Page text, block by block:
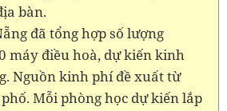
bàn.
đã tổng hợp số lượng
máy điều hoà, dự kiến kinh
Nguồn kinh phí đề xuất từ
Mỗi phòng học dự kiến lắp